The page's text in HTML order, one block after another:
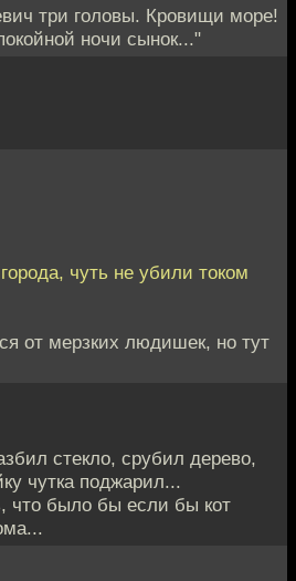
три головы. Кровищи море!
ночи сынок..."
чуть не убили током
от мерзких людишек, но тут
стекло, срубил дерево,
чутка поджарил...
что было бы если бы кот